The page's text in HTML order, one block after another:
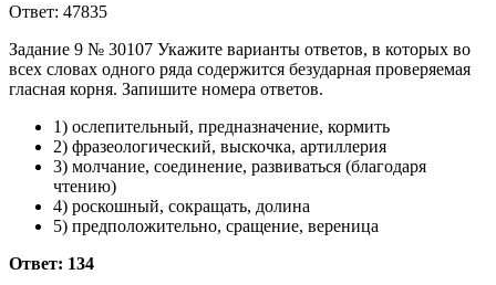
Ответ: 47835
Задание 9 № 30107 Укажите варианты ответов, в которых во
всех словах одного ряда содержится безударная проверяемая
гласная корня. Запишите номера ответов.
1) ослепительный, предназначение, кормить
2) фразеологический, выскочка, артиллерия
3) молчание, соединение, развиваться (благодаря
чтению)
4) роскошный, сокращать, долина
5) предположительно, сращение, вереница
Ответ: 134